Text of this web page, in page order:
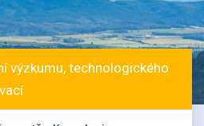
výzkumu, technologického